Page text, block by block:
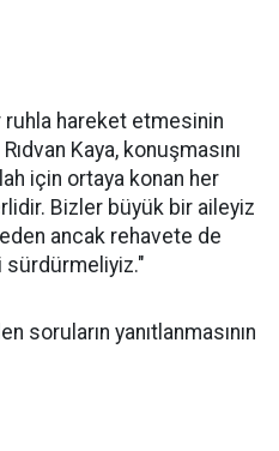
hareket etmesinin
Kaya, konuşmasını
için ortaya konan her
Bizler büyük bir aileyiz
ancak rehavete de
sürdürmeliyiz."
soruların yanıtlanmasının